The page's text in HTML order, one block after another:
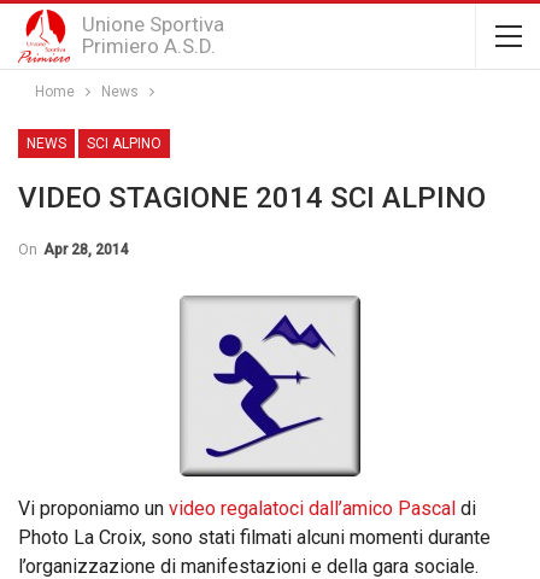
Unione Sportiva
Primiero A.S.D.
Home News
NEWS SCI ALPINO
VIDEO STAGIONE 2014 SCI ALPINO
On Apr 28, 2014
Vi proponiamo un video regalatoci dall’amico Pascal di
Photo La Croix, sono stati filmati alcuni momenti durante
l’organizzazione di manifestazioni e della gara sociale.